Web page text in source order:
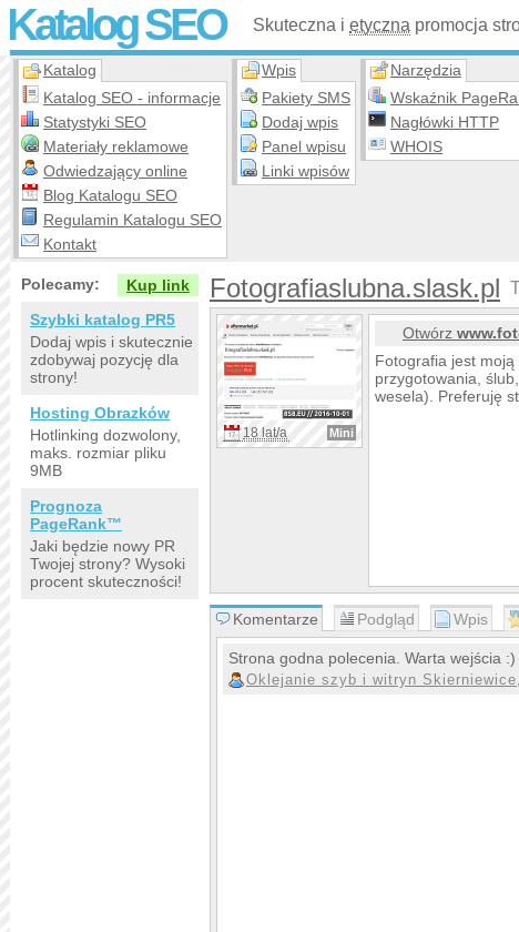
Katalog SEO Skuteczna i etyczna promocja
Katalog
Katalog SEO - informacje
Statystyki SEO
Materiały reklamowe
Odwiedzający online
Blog Katalogu SEO
Regulamin Katalogu SEO
Kontakt
Wpis
Pakiety SMS
Dodaj wpis
Panel wpisu
Linki wpisów
Narzędzia
Wskaźnik
Nagłówki HTTP
WHOIS
Fotografiaslubna.slask.pl
18 lat/a Mini
Otwórz
Fotografia jest
przygotowania,
wesela). Preferuję
Komentarze Podgląd Wpis
Strona godna polecenia. Warta wejścia
Oklejanie szyb i witryn Skierniewice
Polecamy:
Kup link
Szybki katalog PR5
Dodaj wpis i skutecznie
zdobywaj pozycję dla
strony!
Hosting Obrazków
Hotlinking dozwolony,
maks. rozmiar pliku
9MB
Prognoza
PageRank™
Jaki będzie nowy PR
Twojej strony? Wysoki
procent skuteczności!